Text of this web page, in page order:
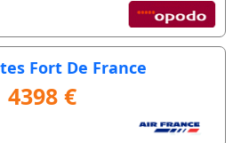
Fort De France
4398 €